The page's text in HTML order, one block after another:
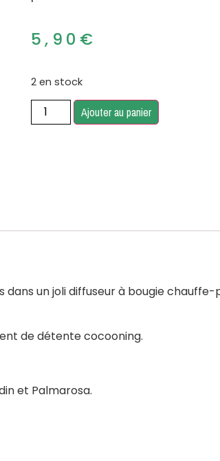
5,90 €
2 en stock
Ajouter au panier
un joli diffuseur à bougie
de détente cocooning.
et Palmarosa.